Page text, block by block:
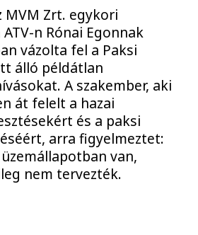
MVM Zrt. egykori
n Rónai Egonnak
vázolta fel a Paksi
álló példátlan
A szakember, aki
át felelt a hazai
és a paksi
arra figyelmeztet:
van,
nem tervezték.